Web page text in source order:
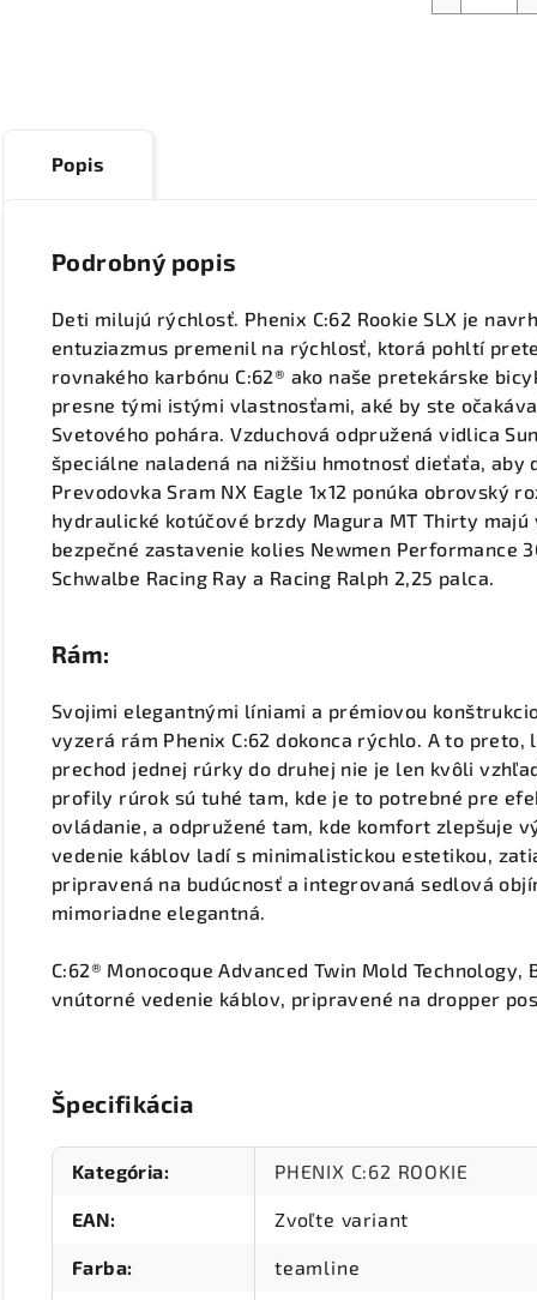
Popis
Podrobný popis
Deti milujú rýchlosť. Phenix C:62 Rookie SLX je
entuziazmus premenil na rýchlosť, ktorá pohltí
rovnakého karbónu C:62® ako naše pretekárske
presne tými istými vlastnosťami, aké by ste
Svetového pohára. Vzduchová odpružená vidlica
špeciálne naladená na nižšiu hmotnosť dieťaťa, aby
Prevodovka Sram NX Eagle 1x12 ponúka obrovský
hydraulické kotúčové brzdy Magura MT Thirty majú
bezpečné zastavenie kolies Newmen Performance
Schwalbe Racing Ray a Racing Ralph 2,25 palca.
Rám:
Svojimi elegantnými líniami a prémiovou
vyzerá rám Phenix C:62 dokonca rýchlo. A to preto,
prechod jednej rúrky do druhej nie je len kvôli
profily rúrok sú tuhé tam, kde je to potrebné pre
ovládanie, a odpružené tam, kde komfort zlepšuje
vedenie káblov ladí s minimalistickou estetikou,
pripravená na budúcnosť a integrovaná sedlová
mimoriadne elegantná.
C:62® Monocoque Advanced Twin Mold Technology,
vnútorné vedenie káblov, pripravené na dropper
Špecifikácia
Kategória: PHENIX C:62 ROOKIE
EAN: Zvoľte variant
Farba: teamline